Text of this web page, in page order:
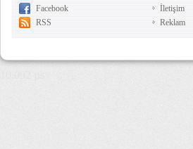
Facebook
RSS
İletişim
Reklam